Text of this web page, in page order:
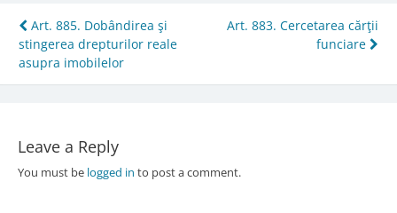
Post
navigation
Art. 885. Dobândirea şi
stingerea drepturilor reale
asupra imobilelor
Art. 883. Cercetarea cărţii
funciare
Leave a Reply
You must be logged in to post a comment.